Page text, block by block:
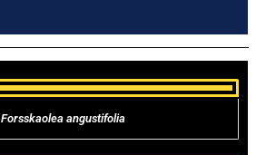
Forsskaolea angustifolia